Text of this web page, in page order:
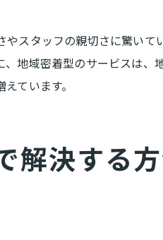
利屋サービスの現場で感じた
便利屋スタッフの丁寧な対
作業前後の説明で便利屋の
スタッフの柔軟な対応が便
現場で実感した便利屋のサ
スタッフの親切さに驚いて
地域密着型のサービスは、
ています。
解決する